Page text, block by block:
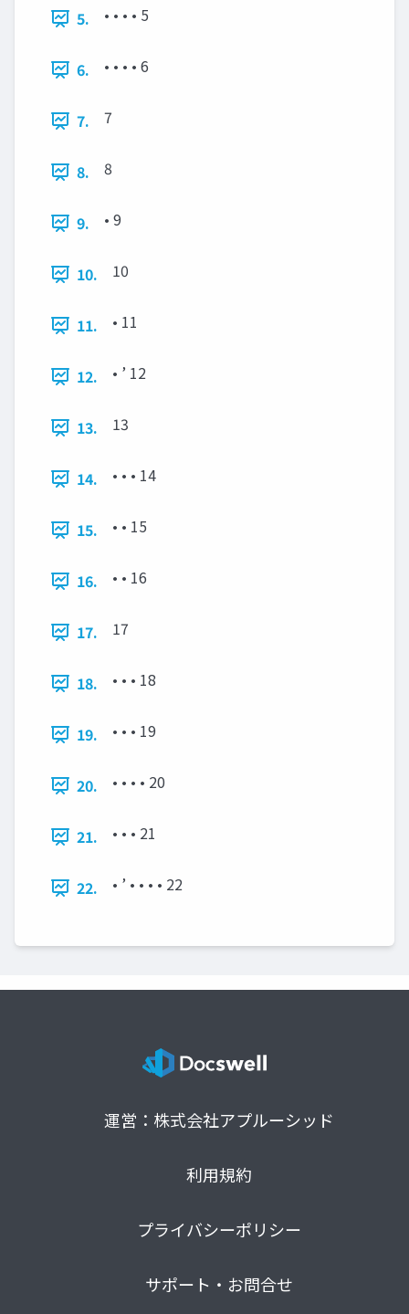
5. • • • • 5
6. • • • • 6
7. 7
8. 8
9. • 9
10. 10
11. • 11
12. • ’ 12
13. 13
14. • • • 14
15. • • 15
16. • • 16
17. 17
18. • • • 18
19. • • • 19
20. • • • • 20
21. • • • 21
22. • ’ • • • • 22
運営：株式会社アプルーシッド
利用規約
プライバシーポリシー
サポート・お問合せ